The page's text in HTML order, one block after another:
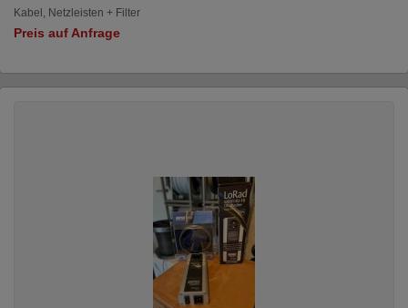
Kabel, Netzleisten + Filter
Preis auf Anfrage